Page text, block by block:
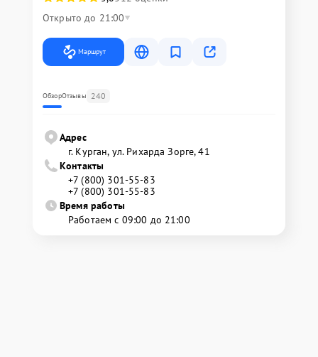
Открыто до 21:00
Маршрут
ОбзорОтзывы 240
Адрес
г. Курган, ул. Рихарда Зорге, 41
Контакты
+7 (800) 301-55-83
+7 (800) 301-55-83
Время работы
Работаем с 09:00 до 21:00